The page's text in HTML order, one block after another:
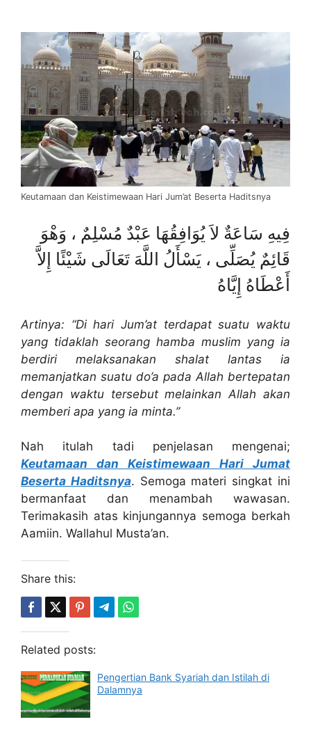
Keutamaan dan Keistimewaan Hari Jum’at Beserta Haditsnya
فِيهِ سَاعَةٌ لاَ يُوَافِقُهَا عَبْدٌ مُسْلِمٌ ، وَهْوَ
قَائِمٌ يُصَلِّى ، يَسْأَلُ اللَّهَ تَعَالَى شَيْئًا إِلاَّ
أَعْطَاهُ إِيَّاهُ
Artinya: “Di hari Jum’at terdapat suatu waktu
yang tidaklah seorang hamba muslim yang ia
berdiri melaksanakan shalat lantas ia
memanjatkan suatu do’a pada Allah bertepatan
dengan waktu tersebut melainkan Allah akan
memberi apa yang ia minta.”
Nah itulah tadi penjelasan mengenai;
Keutamaan dan Keistimewaan Hari Jumat
Beserta Haditsnya. Semoga materi singkat ini
bermanfaat dan menambah wawasan.
Terimakasih atas kinjungannya semoga berkah
Aamiin. Wallahul Musta’an.
Share this:
Related posts:
Pengertian Bank Syariah dan Istilah di
Dalamnya